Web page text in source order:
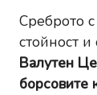
Среброто
стойност
Валутен
борсовите